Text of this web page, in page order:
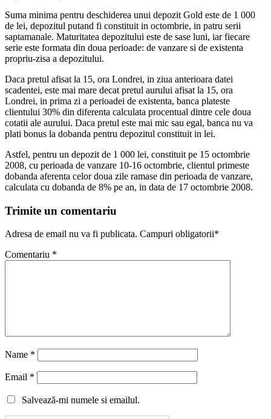
Suma minima pentru deschiderea unui depozit Gold este de 1 000
de lei, depozitul putand fi constituit in octombrie, in patru serii
saptamanale. Maturitatea depozitului este de sase luni, iar fiecare
serie este formata din doua perioade: de vanzare si de existenta
propriu-zisa a depozitului.
Daca pretul afisat la 15, ora Londrei, in ziua anterioara datei
scadentei, este mai mare decat pretul aurului afisat la 15, ora
Londrei, in prima zi a perioadei de existenta, banca plateste
clientului 30% din diferenta calculata procentual dintre cele doua
cotatii ale aurului. Daca pretul este mai mic sau egal, banca nu va
plati bonus la dobanda pentru depozitul constituit in lei.
Astfel, pentru un depozit de 1 000 lei, constituit pe 15 octombrie
2008, cu perioada de vanzare 10-16 octombrie, clientul primeste
dobanda aferenta celor doua zile ramase din perioada de vanzare,
calculata cu dobanda de 8% pe an, in data de 17 octombrie 2008.
Trimite un comentariu
Adresa de email nu va fi publicata. Campuri obligatorii*
Comentariu *
Name *
Email *
Salvează-mi numele si emailul.